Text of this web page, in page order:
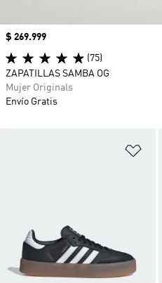
Precio
$ 269.999
(75)
ZAPATILLAS SAMBA OG
Mujer Originals
Envío Gratis